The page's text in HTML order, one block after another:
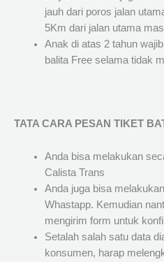
jauh dari poros jalan
5Km dari jalan utama
Anak di atas 2 tahun
balita Free selama tidak
TATA CARA PESAN TIKET
Anda bisa melakukan
Calista Trans
Anda juga bisa
Whastapp. Kemudian
mengirim form untuk
Setalah salah satu data
konsumen, harap